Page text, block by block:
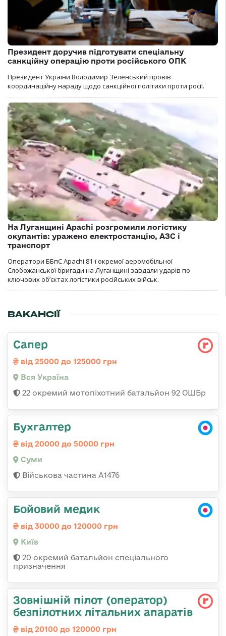
Президент доручив підготувати спеціальну
санкційну операцію проти російського ОПК
Президент України Володимир Зеленський провів
координаційну нараду щодо санкційної політики проти росії.
На Луганщині Apachi розгромили логістику
окупантів: уражено електростанцію, АЗС і
транспорт
Оператори ББпС Apachi 81-ї окремої аеромобільної
Слобожанської бригади на Луганщині завдали ударів по
ключових об’єктах логістики російських військ.
ВАКАНСІЇ
Сапер
від 25000 до 125000 грн
Вся Україна
22 окремий мотопіхотний батальйон 92 ОШБр
Бухгалтер
від 20000 до 50000 грн
Суми
Військова частина А1476
Бойовий медик
від 30000 до 120000 грн
Київ
20 окремий батальйон спеціального
призначення
Зовнішній пілот (оператор)
безпілотних літальних апаратів
від 20100 до 120000 грн